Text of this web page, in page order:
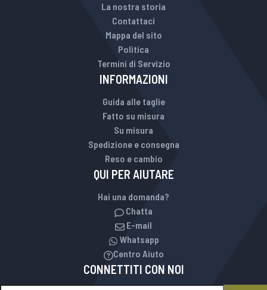
La nostra storia
Contattaci
Mappa del sito
Politica
Termini di Servizio
INFORMAZIONI
Guida alle taglie
Fatto su misura
Su misura
Spedizione e consegna
Reso e cambio
QUI PER AIUTARE
Hai una domanda?
Chatta
E-mail
Whatsapp
Centro Aiuto
CONNETTITI CON NOI